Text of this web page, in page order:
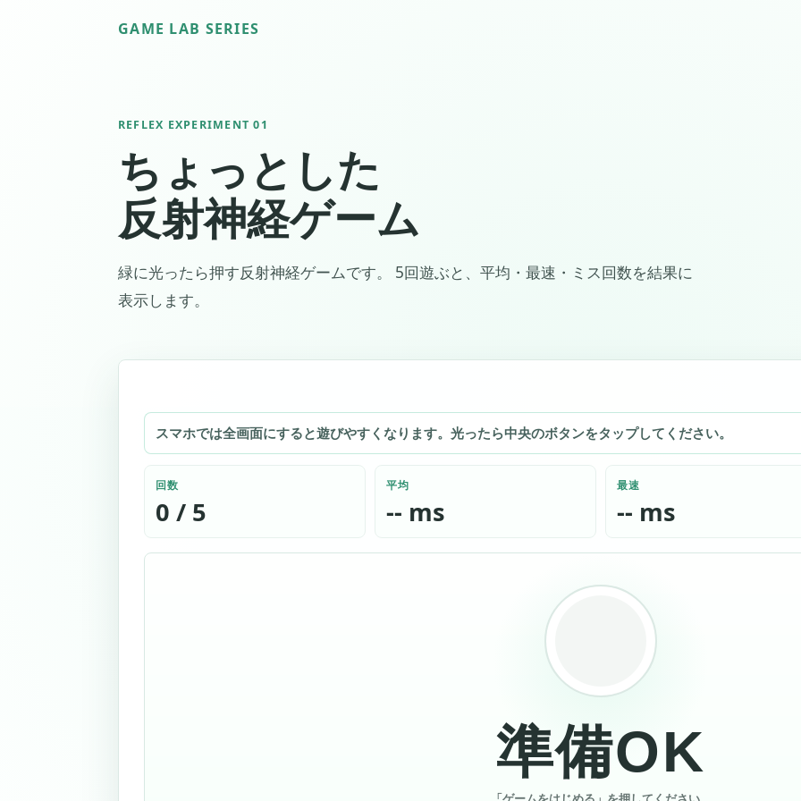
GAME LAB SERIES
REFLEX EXPERIMENT 01
ちょっとした
反射神経ゲーム
緑に光ったら押す反射神経ゲームです。 5回遊ぶと、平均・最速・ミス回数を結果に
表示します。
スマホでは全画面にすると遊びやすくなります。光ったら中央のボタンをタップしてください。
回数
0 / 5
平均
-- ms
最速
-- ms
準備OK
「ゲームをはじめる」を押してください。